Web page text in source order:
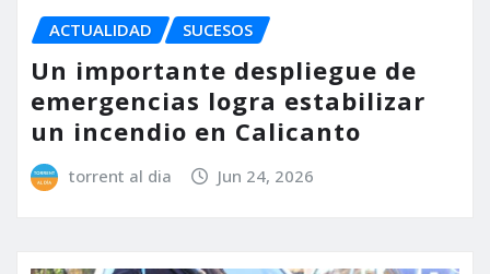
ACTUALIDAD SUCESOS
Un importante despliegue de
emergencias logra estabilizar
un incendio en Calicanto
torrent al dia Jun 24, 2026